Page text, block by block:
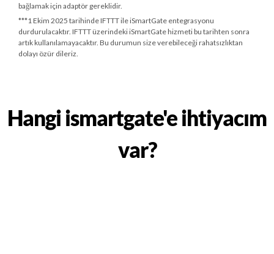
bağlamak için adaptör gereklidir.
***1 Ekim 2025 tarihindeIFTTT ile iSmartGate entegrasyonu
durdurulacaktır. IFTTT üzerindeki iSmartGate hizmeti bu tarihten sonra
artık kullanılamayacaktır. Bu durumun size verebileceği rahatsızlıktan
dolayı özür dileriz.
Hangi ismartgate'e ihtiyacım
var?